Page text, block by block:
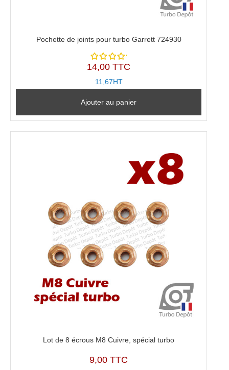
Pochette de joints pour turbo Garrett 724930
Note
5
14,00 TTC
11,67HT
Ajouter au panier
Lot de 8 écrous M8 Cuivre, spécial turbo
9,00 TTC